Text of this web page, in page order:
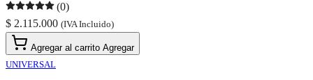
(0)
$ 2.115.000 (IVA Incluido)
Agregar al carrito Agregar
UNIVERSAL